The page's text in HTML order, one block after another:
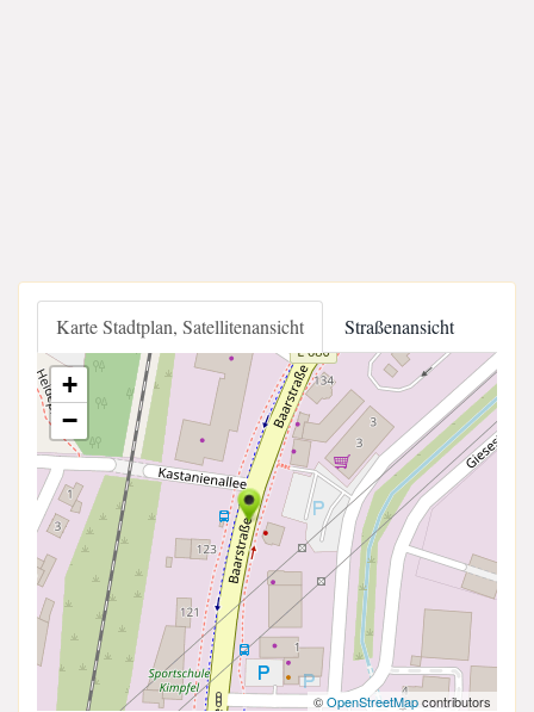
Karte Stadtplan, Satellitenansicht Straßenansicht
+
−
©OpenStreetMapcontributors